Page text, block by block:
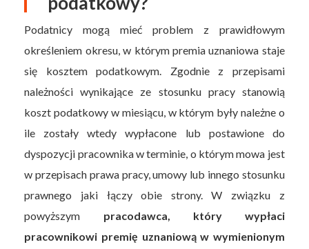
Podatnicy mogą mieć problem z prawidłowym
określeniem okresu, w którym premia uznaniowa staje
się kosztem podatkowym. Zgodnie z przepisami
należności wynikające ze stosunku pracy stanowią
koszt podatkowy w miesiącu, w którym były należne o
ile zostały wtedy wypłacone lub postawione do
dyspozycji pracownika w terminie, o którym mowa jest
w przepisach prawa pracy, umowy lub innego stosunku
prawnego jaki łączy obie strony. W związku z
powyższym pracodawca, który wypłaci
pracownikowi premię uznaniową w wymienionym